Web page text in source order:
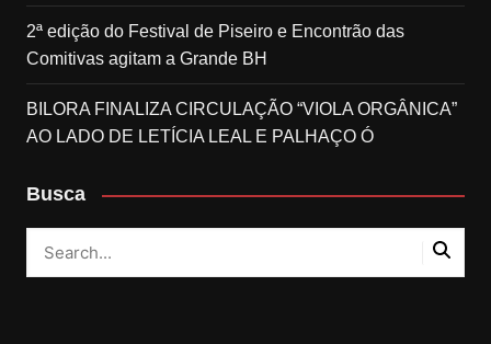
2ª edição do Festival de Piseiro e Encontrão das
Comitivas agitam a Grande BH
BILORA FINALIZA CIRCULAÇÃO “VIOLA ORGÂNICA”
AO LADO DE LETÍCIA LEAL E PALHAÇO Ó
Busca